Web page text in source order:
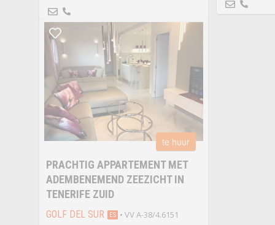
te huur
PRACHTIG APPARTEMENT MET
ADEMBENEMEND ZEEZICHT IN
TENERIFE ZUID
GOLF DEL SUR ES • VV A-38/4.6151